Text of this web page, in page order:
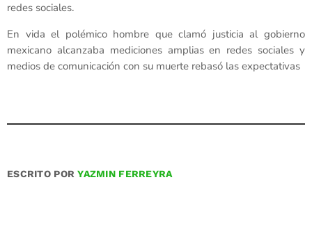
redes sociales.
En vida el polémico hombre que clamó justicia al gobierno
mexicano alcanzaba mediciones amplias en redes sociales y
medios de comunicación con su muerte rebasó las expectativas
ESCRITO PORYAZMIN FERREYRA